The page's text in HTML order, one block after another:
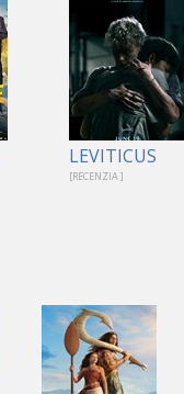
LEVITICUS
[RECENZIA ]